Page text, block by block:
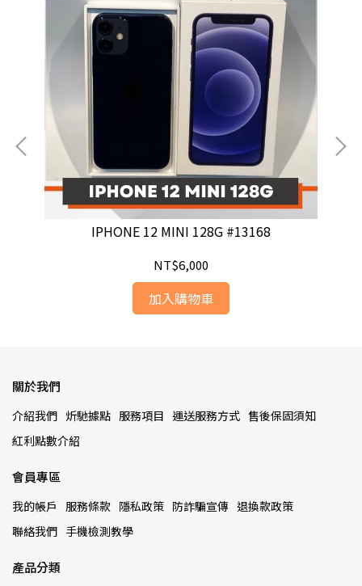
IPHONE 12 MINI 128G #13168
NT$6,000
加入購物車
關於我們
介紹我們 炘馳據點 服務項目 運送服務方式 售後保固須知
紅利點數介紹
會員專區
我的帳戶 服務條款 隱私政策 防詐騙宣傳 退換款政策
聯絡我們 手機檢測教學
產品分類